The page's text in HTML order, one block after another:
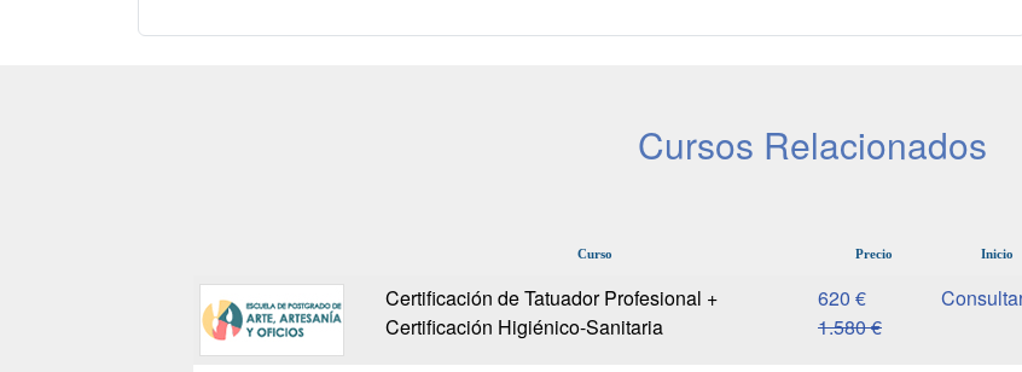
Cursos Relacionados
Curso Precio Inicio
Certificación de Tatuador Profesional +
Certificación Higiénico-Sanitaria
620 €
1.580 €